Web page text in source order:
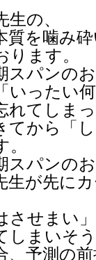
生の、
質を噛み
ります。
スパンの
いったい
れてしま
てから「
スパンの
生が先に
させまい
しまいそ
、予測の